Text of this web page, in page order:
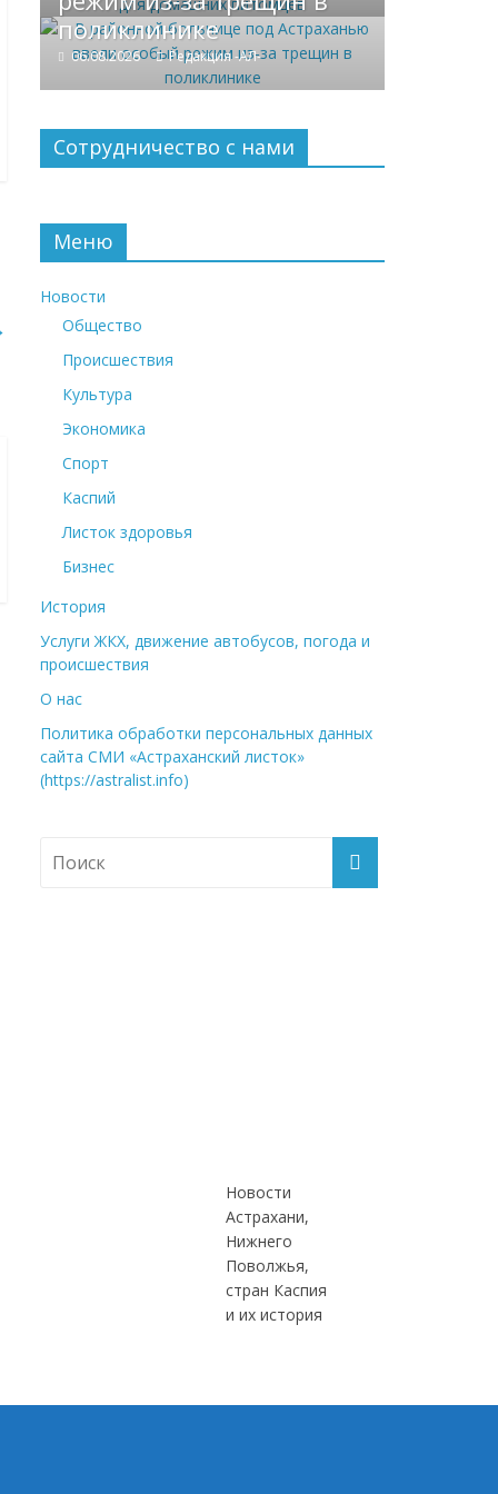
поликлинике
06.08.2026 Редакция -АЛ-
Сотрудничество с нами
Меню
Новости
Общество
Происшествия
Культура
Экономика
Спорт
Каспий
Листок здоровья
Бизнес
История
Услуги ЖКХ, движение автобусов, погода и
происшествия
О нас
Политика обработки персональных данных
сайта СМИ «Астраханский листок»
(https://astralist.info)
Новости
Астрахани,
Нижнего
Поволжья,
стран Каспия
и их история